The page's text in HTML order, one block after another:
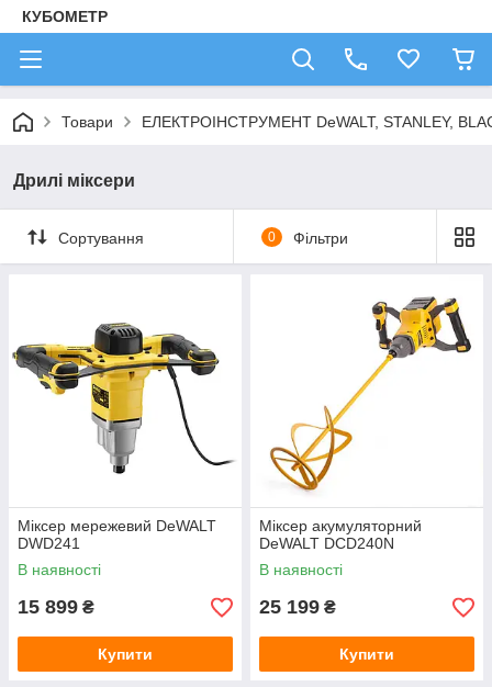
КУБОМЕТР
Товари ЕЛЕКТРОІНСТРУМЕНТ DeWALT, STANLEY,
Дрилі міксери
Сортування 0 Фільтри
Міксер мережевий DeWALT
DWD241
В наявності
15 899 ₴
Купити
Міксер акумуляторний
DeWALT DCD240N
В наявності
25 199 ₴
Купити